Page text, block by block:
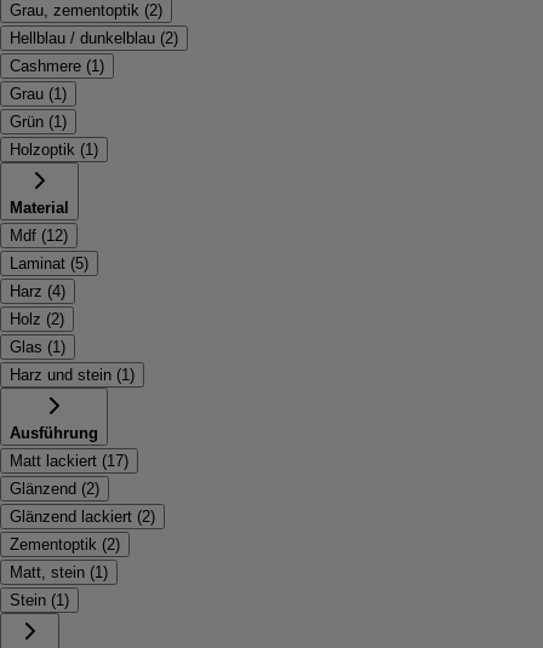
Grau, zementoptik (2)
Hellblau / dunkelblau (2)
Cashmere (1)
Grau (1)
Grün (1)
Holzoptik (1)
Material
Mdf (12)
Laminat (5)
Harz (4)
Holz (2)
Glas (1)
Harz und stein (1)
Ausführung
Matt lackiert (17)
Glänzend (2)
Glänzend lackiert (2)
Zementoptik (2)
Matt, stein (1)
Stein (1)